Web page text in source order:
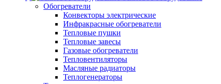
Обогреватели
Конвекторы электрические
Инфракрасные обогреватели
Тепловые пушки
Тепловые завесы
Газовые обогреватели
Тепловентиляторы
Масляные радиаторы
Теплогенераторы